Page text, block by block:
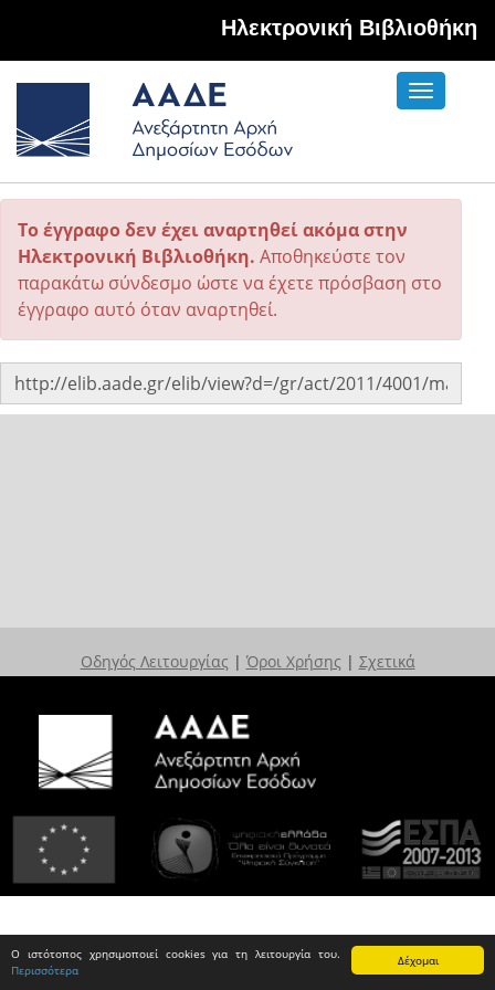
Δέχομαι
Ο ιστότοπος χρησιμοποιεί cookies για τη λειτουργία του.
Περισσότερα
Hλεκτρονική Βιβλιοθήκη
Toggle
Το έγγραφο δεν έχει αναρτηθεί ακόμα στην
Ηλεκτρονική Βιβλιοθήκη. Αποθηκεύστε τον
παρακάτω σύνδεσμο ώστε να έχετε πρόσβαση στο
έγγραφο αυτό όταν αναρτηθεί.
Οδηγός Λειτουργίας | Όροι Χρήσης | Σχετικά